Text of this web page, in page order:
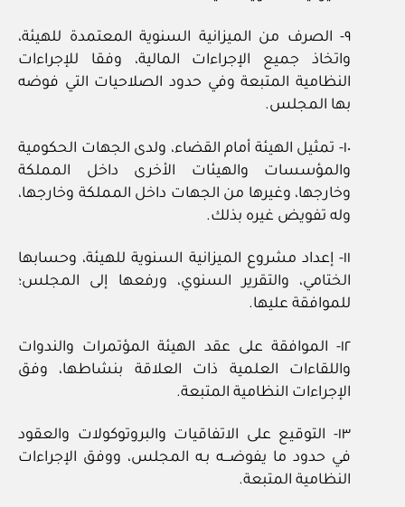
٩- الصرف من الميزانية السنوية المعتمدة للهيئة،
واتخاذ جميع الإجراءات المالية، وفقا للإجراءات
النظامية المتبعة وفي حدود الصلاحيات التي فوضه
بها المجلس.
١٠- تمثيل الهيئة أمام القضاء، ولدى الجهات الحكومية
والمؤسسات والهيئات الأخرى داخل المملكة
وخارجها، وغيرها من الجهات داخل المملكة وخارجها،
وله تفويض غيره بذلك.
١١- إعداد مشروع الميزانية السنوية للهيئة، وحسابها
الختامي، والتقرير السنوي، ورفعها إلى المجلس؛
للموافقة عليها.
١٢- الموافقة على عقد الهيئة المؤتمرات والندوات
واللقاءات العلمية ذات العلاقة بنشاطها، وفق
الإجراءات النظامية المتبعة.
١٣- التوقيع على الاتفاقيات والبروتوكولات والعقود
في حدود ما يفوضـــه بـه المجلس، ووفق الإجراءات
النظامية المتبعة.